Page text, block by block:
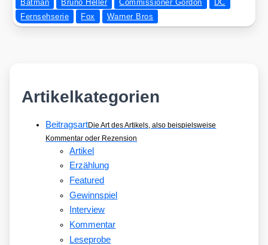
Batman Bruno Heller Commissioner Gordon
DC
Fernsehserie
Fox Warner Bros
Artikelkategorien
BeitragsartDie Art des Artikels, also beispielsweise
Kommentar oder Rezension
Artikel
Erzählung
Featured
Gewinnspiel
Interview
Kommentar
Leseprobe